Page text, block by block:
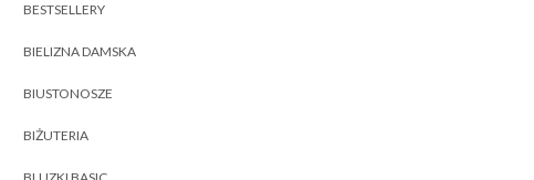
BESTSELLERY
BIELIZNA DAMSKA
BIUSTONOSZE
BIŻUTERIA